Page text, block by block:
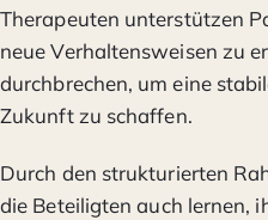
Therapeuten unterstützen
neue Verhaltensweisen zu
durchbrechen, um eine
Zukunft zu schaffen.
Durch den strukturierten
die Beteiligten auch lernen,